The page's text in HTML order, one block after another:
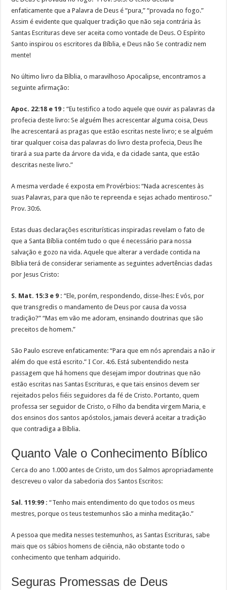
enfaticamente que a Palavra de Deus é “pura,” “provada no fogo.”
Assim é evidente que qualquer tradição que não seja contrária às
Santas Escrituras deve ser aceita como vontade de Deus. O Espírito
Santo inspirou os escritores da Bíblia, e Deus não Se contradiz nem
mente!
No último livro da Bíblia, o maravilhoso Apocalipse, encontramos a
seguinte afirmação:
Apoc. 22:18 e 19 : “Eu testifico a todo aquele que ouvir as palavras da
profecia deste livro: Se alguém lhes acrescentar alguma coisa, Deus
lhe acrescentará as pragas que estão escritas neste livro; e se alguém
tirar qualquer coisa das palavras do livro desta profecia, Deus lhe
tirará a sua parte da árvore da vida, e da cidade santa, que estão
descritas neste livro.”
A mesma verdade é exposta em Provérbios: “Nada acrescentes às
suas Palavras, para que não te repreenda e sejas achado mentiroso.”
Prov. 30:6.
Estas duas declarações escriturísticas inspiradas revelam o fato de
que a Santa Bíblia contém tudo o que é necessário para nossa
salvação e gozo na vida. Aquele que alterar a verdade contida na
Bíblia terá de considerar seriamente as seguintes advertências dadas
por Jesus Cristo:
S. Mat. 15:3 e 9 : “Ele, porém, respondendo, disse-lhes: E vós, por
que transgredis o mandamento de Deus por causa da vossa
tradição?” “Mas em vão me adoram, ensinando doutrinas que são
preceitos de homem.”
São Paulo escreve enfaticamente: “Para que em nós aprendais a não ir
além do que está escrito.” I Cor. 4:6. Está subentendido nesta
passagem que há homens que desejam impor doutrinas que não
estão escritas nas Santas Escrituras, e que tais ensinos devem ser
rejeitados pelos fiéis seguidores da fé de Cristo. Portanto, quem
professa ser seguidor de Cristo, o Filho da bendita virgem Maria, e
dos ensinos dos santos apóstolos, jamais deverá aceitar a tradição
que contradiga a Bíblia.
Quanto Vale o Conhecimento Bíblico
Cerca do ano 1.000 antes de Cristo, um dos Salmos apropriadamente
descreveu o valor da sabedoria dos Santos Escritos:
Sal. 119:99 : “Tenho mais entendimento do que todos os meus
mestres, porque os teus testemunhos são a minha meditação.”
A pessoa que medita nesses testemunhos, as Santas Escrituras, sabe
mais que os sábios homens de ciência, não obstante todo o
conhecimento que tenham adquirido.
Seguras Promessas de Deus